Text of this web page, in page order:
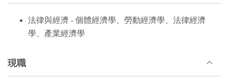
法律與經濟 - 個體經濟學、勞動經濟學、法律經濟
學、產業經濟學
現職